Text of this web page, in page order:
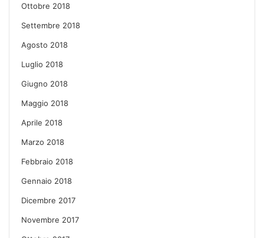
Ottobre 2018
Settembre 2018
Agosto 2018
Luglio 2018
Giugno 2018
Maggio 2018
Aprile 2018
Marzo 2018
Febbraio 2018
Gennaio 2018
Dicembre 2017
Novembre 2017